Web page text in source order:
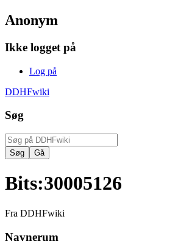
Anonym
Ikke logget på
Log på
DDHFwiki
Søg
Bits:30005126
Fra DDHFwiki
Navnerum